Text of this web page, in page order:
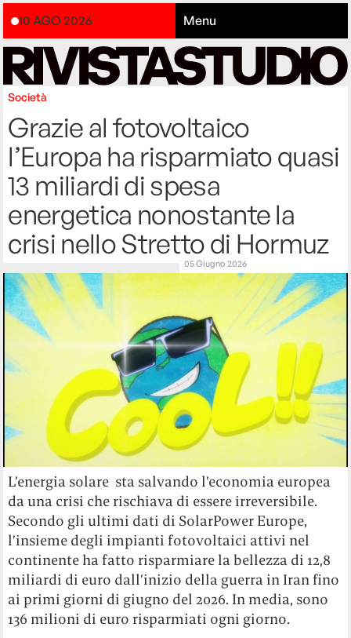
10 AGO 2026 Menu
Società
Grazie al fotovoltaico
l’Europa ha risparmiato quasi
13 miliardi di spesa
energetica nonostante la
crisi nello Stretto di Hormuz
05 Giugno 2026
L’energia solare sta salvando l’economia europea
da una crisi che rischiava di essere irreversibile.
Secondo gli ultimi dati di SolarPower Europe,
l’insieme degli impianti fotovoltaici attivi nel
continente ha fatto risparmiare la bellezza di 12,8
miliardi di euro dall’inizio della guerra in Iran fino
ai primi giorni di giugno del 2026. In media, sono
136 milioni di euro risparmiati ogni giorno.